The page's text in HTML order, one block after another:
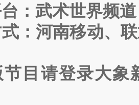
：武术世界频
：河南移动、
节目请登录大象